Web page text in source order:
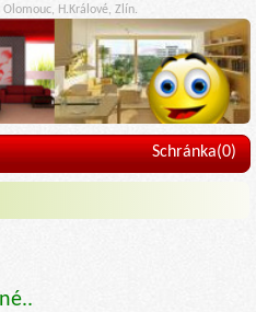
H.Králové, Zlín.
Schránka(0)